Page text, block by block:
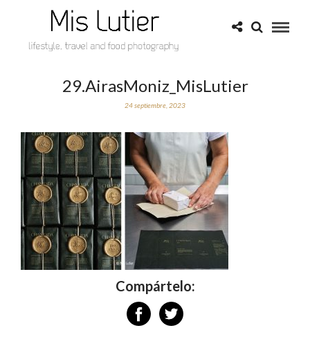
29.AirasMoniz_MisLutier
24 septiembre, 2023
Compártelo: